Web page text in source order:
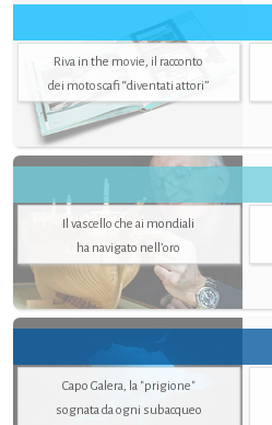
Riva in the movie, il racconto
dei motoscafi “diventati attori”
Il vascello che ai mondiali
ha navigato nell’oro
Capo Galera, la "prigione"
sognata da ogni subacqueo